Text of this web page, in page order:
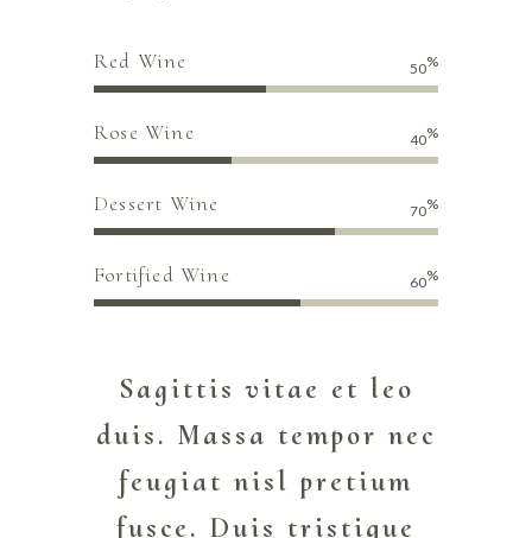
Red Wine 50%
Rose Wine 40%
Dessert Wine 70%
Fortified Wine 60%
Sagittis vitae et leo
duis. Massa tempor nec
feugiat nisl pretium
fusce. Duis tristique